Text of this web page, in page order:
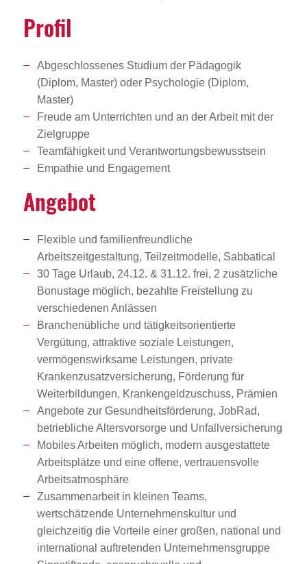
Profil
Abgeschlossenes Studium der Pädagogik
(Diplom, Master) oder Psychologie (Diplom,
Master)
Freude am Unterrichten und an der Arbeit mit der
Zielgruppe
Teamfähigkeit und Verantwortungsbewusstsein
Empathie und Engagement
Angebot
Flexible und familienfreundliche
Arbeitszeitgestaltung, Teilzeitmodelle, Sabbatical
30 Tage Urlaub, 24.12. & 31.12. frei, 2 zusätzliche
Bonustage möglich, bezahlte Freistellung zu
verschiedenen Anlässen
Branchenübliche und tätigkeitsorientierte
Vergütung, attraktive soziale Leistungen,
vermögenswirksame Leistungen, private
Krankenzusatzversicherung, Förderung für
Weiterbildungen, Krankengeldzuschuss, Prämien
Angebote zur Gesundheitsförderung, JobRad,
betriebliche Altersvorsorge und Unfallversicherung
Mobiles Arbeiten möglich, modern ausgestattete
Arbeitsplätze und eine offene, vertrauensvolle
Arbeitsatmosphäre
Zusammenarbeit in kleinen Teams,
wertschätzende Unternehmenskultur und
gleichzeitig die Vorteile einer großen, national und
international auftretenden Unternehmensgruppe